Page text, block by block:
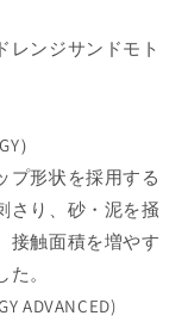
レンジサンドモト
）
プ形状を採用する
さり、砂・泥を掻
接触面積を増やす
。
ADVANCED)